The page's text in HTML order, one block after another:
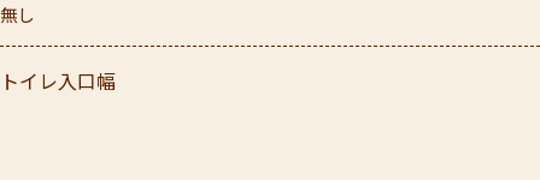
無し
トイレ入口幅